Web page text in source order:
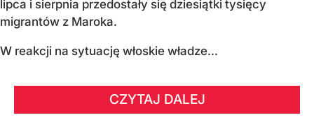
lipca i sierpnia przedostały się dziesiątki tysięcy
migrantów z Maroka.
W reakcji na sytuację włoskie władze...
CZYTAJ DALEJ